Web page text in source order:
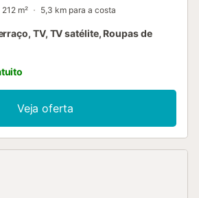
212 m² 5,3 km para a costa
TV, TV satélite, Roupas de
Veja oferta